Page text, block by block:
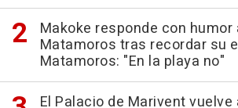
Makoke responde con humor
Matamoros tras recordar su
Matamoros: "En la playa no"
El Palacio de Marivent